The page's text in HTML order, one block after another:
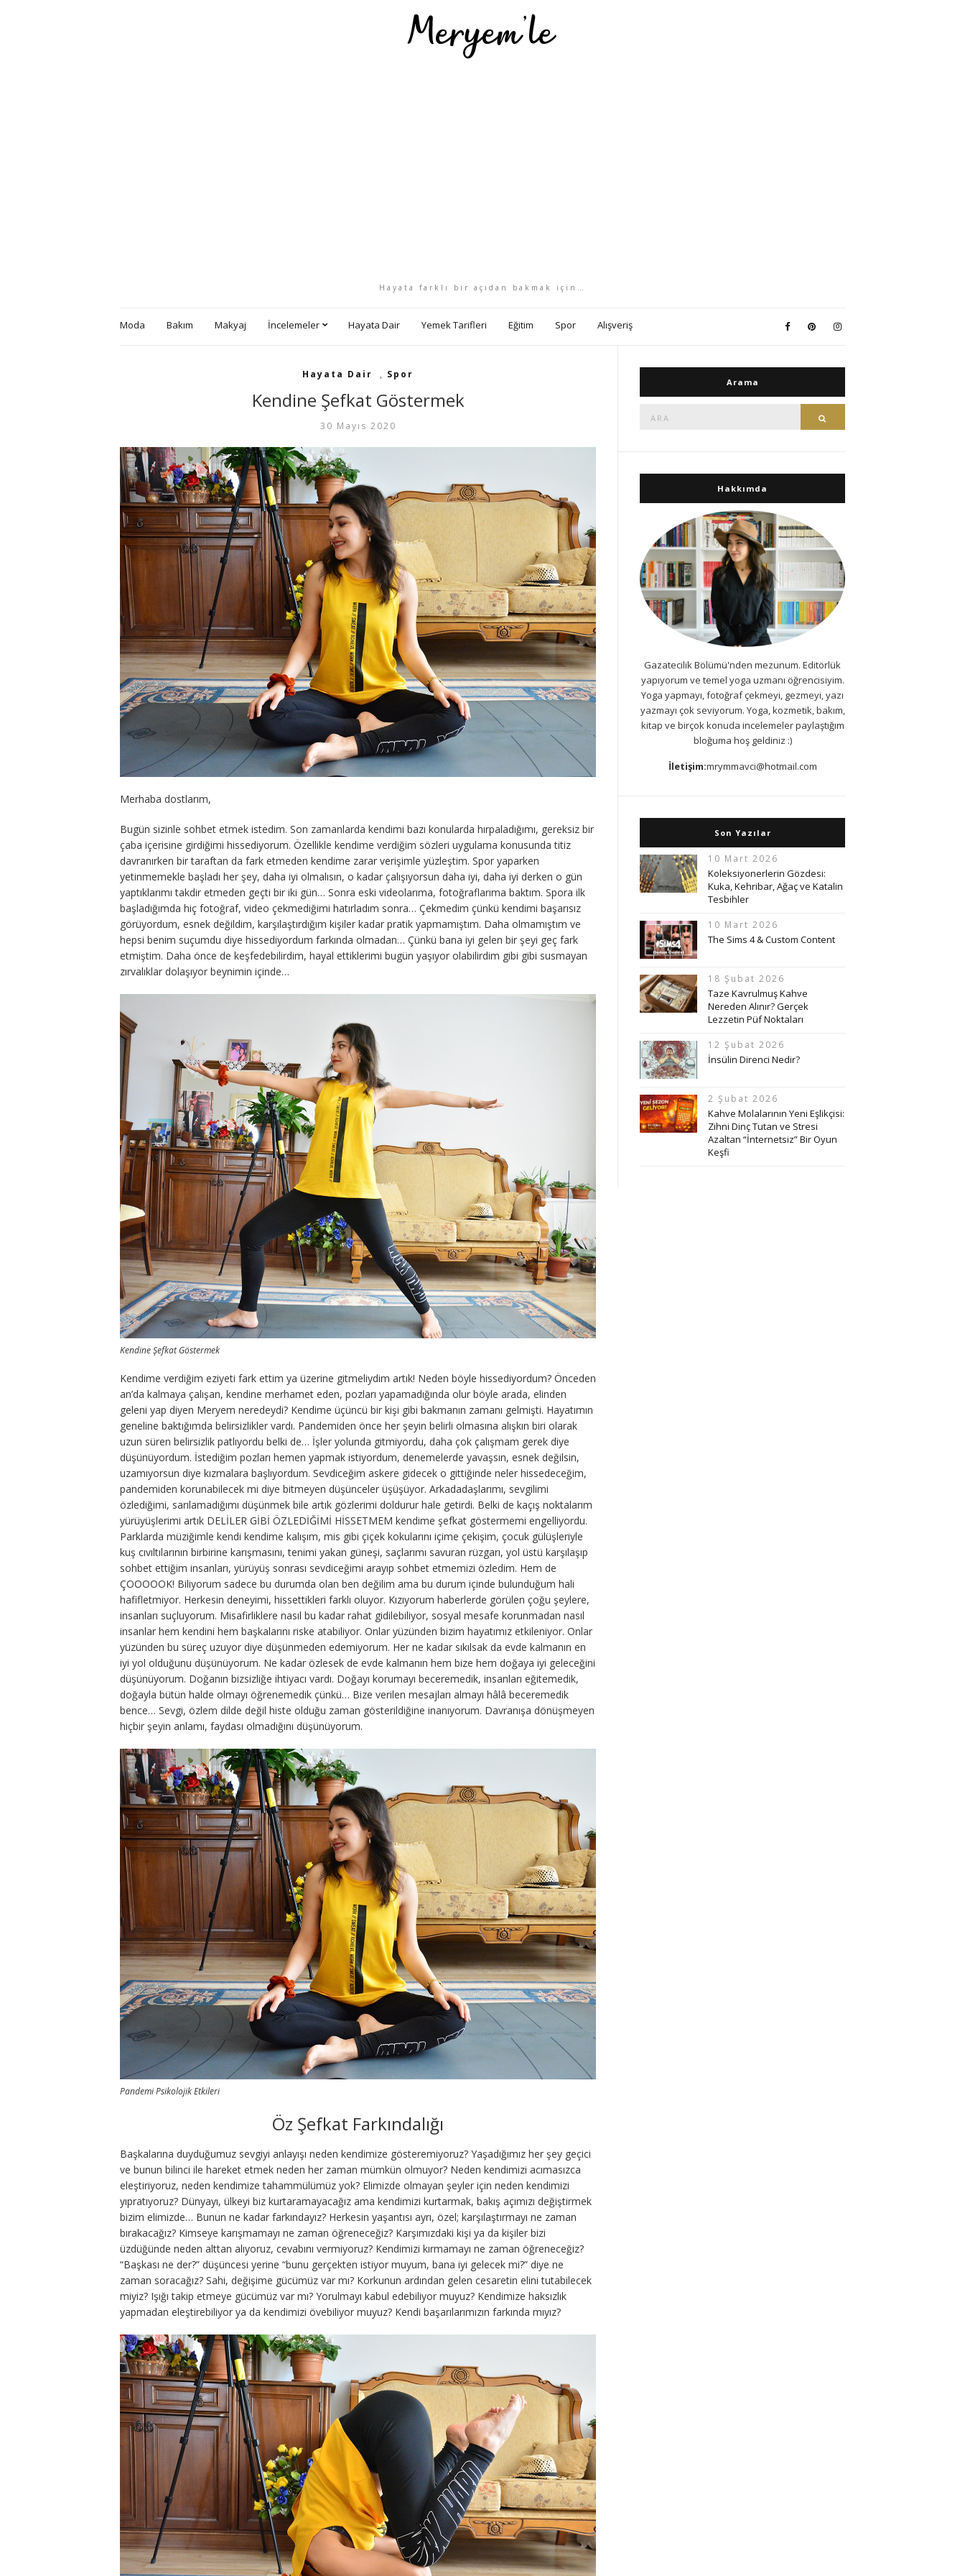
Hayata farklı bir açıdan bakmak için…
Moda Bakım Makyaj İncelemeler Hayata Dair Yemek Tarifleri Eğitim Spor Alışveriş
Hayata Dair , Spor
Kendine Şefkat Göstermek
30 Mayıs 2020
Merhaba dostlarım,
Bugün sizinle sohbet etmek istedim. Son zamanlarda kendimi bazı konularda hırpaladığımı, gereksiz bir
çaba içerisine girdiğimi hissediyorum. Özellikle kendime verdiğim sözleri uygulama konusunda titiz
davranırken bir taraftan da fark etmeden kendime zarar verişimle yüzleştim. Spor yaparken
yetinmemekle başladı her şey, daha iyi olmalısın, o kadar çalışıyorsun daha iyi, daha iyi derken o gün
yaptıklarımı takdir etmeden geçti bir iki gün… Sonra eski videolarıma, fotoğraflarıma baktım. Spora ilk
başladığımda hiç fotoğraf, video çekmediğimi hatırladım sonra… Çekmedim çünkü kendimi başarısız
görüyordum, esnek değildim, karşılaştırdığım kişiler kadar pratik yapmamıştım. Daha olmamıştım ve
hepsi benim suçumdu diye hissediyordum farkında olmadan… Çünkü bana iyi gelen bir şeyi geç fark
etmiştim. Daha önce de keşfedebilirdim, hayal ettiklerimi bugün yaşıyor olabilirdim gibi gibi susmayan
zırvalıklar dolaşıyor beynimin içinde…
Kendine Şefkat Göstermek
Kendime verdiğim eziyeti fark ettim ya üzerine gitmeliydim artık! Neden böyle hissediyordum? Önceden
an’da kalmaya çalışan, kendine merhamet eden, pozları yapamadığında olur böyle arada, elinden
geleni yap diyen Meryem neredeydi? Kendime üçüncü bir kişi gibi bakmanın zamanı gelmişti. Hayatımın
geneline baktığımda belirsizlikler vardı. Pandemiden önce her şeyin belirli olmasına alışkın biri olarak
uzun süren belirsizlik patlıyordu belki de… İşler yolunda gitmiyordu, daha çok çalışmam gerek diye
düşünüyordum. İstediğim pozları hemen yapmak istiyordum, denemelerde yavaşsın, esnek değilsin,
uzamıyorsun diye kızmalara başlıyordum. Sevdiceğim askere gidecek o gittiğinde neler hissedeceğim,
pandemiden korunabilecek mi diye bitmeyen düşünceler üşüşüyor. Arkadadaşlarımı, sevgilimi
özlediğimi, sarılamadığımı düşünmek bile artık gözlerimi doldurur hale getirdi. Belki de kaçış noktalarım
yürüyüşlerimi artık DELİLER GİBİ ÖZLEDİĞİMİ HİSSETMEM kendime şefkat göstermemi engelliyordu.
Parklarda müziğimle kendi kendime kalışım, mis gibi çiçek kokularını içime çekişim, çocuk gülüşleriyle
kuş cıvıltılarının birbirine karışmasını, tenimi yakan güneşi, saçlarımı savuran rüzgarı, yol üstü karşılaşıp
sohbet ettiğim insanları, yürüyüş sonrası sevdiceğimi arayıp sohbet etmemizi özledim. Hem de
ÇOOOOOK! Biliyorum sadece bu durumda olan ben değilim ama bu durum içinde bulunduğum hali
hafifletmiyor. Herkesin deneyimi, hissettikleri farklı oluyor. Kızıyorum haberlerde görülen çoğu şeylere,
insanları suçluyorum. Misafirliklere nasıl bu kadar rahat gidilebiliyor, sosyal mesafe korunmadan nasıl
insanlar hem kendini hem başkalarını riske atabiliyor. Onlar yüzünden bizim hayatımız etkileniyor. Onlar
yüzünden bu süreç uzuyor diye düşünmeden edemiyorum. Her ne kadar sıkılsak da evde kalmanın en
iyi yol olduğunu düşünüyorum. Ne kadar özlesek de evde kalmanın hem bize hem doğaya iyi geleceğini
düşünüyorum. Doğanın bizsizliğe ihtiyacı vardı. Doğayı korumayı beceremedik, insanları eğitemedik,
doğayla bütün halde olmayı öğrenemedik çünkü… Bize verilen mesajları almayı hâlâ beceremedik
bence… Sevgi, özlem dilde değil histe olduğu zaman gösterildiğine inanıyorum. Davranışa dönüşmeyen
hiçbir şeyin anlamı, faydası olmadığını düşünüyorum.
Pandemi Psikolojik Etkileri
Öz Şefkat Farkındalığı
Başkalarına duyduğumuz sevgiyi anlayışı neden kendimize gösteremiyoruz? Yaşadığımız her şey geçici
ve bunun bilinci ile hareket etmek neden her zaman mümkün olmuyor? Neden kendimizi acımasızca
eleştiriyoruz, neden kendimize tahammülümüz yok? Elimizde olmayan şeyler için neden kendimizi
yıpratıyoruz? Dünyayı, ülkeyi biz kurtaramayacağız ama kendimizi kurtarmak, bakış açımızı değiştirmek
bizim elimizde… Bunun ne kadar farkındayız? Herkesin yaşantısı ayrı, özel; karşılaştırmayı ne zaman
bırakacağız? Kimseye karışmamayı ne zaman öğreneceğiz? Karşımızdaki kişi ya da kişiler bizi
üzdüğünde neden alttan alıyoruz, cevabını vermiyoruz? Kendimizi kırmamayı ne zaman öğreneceğiz?
“Başkası ne der?” düşüncesi yerine “bunu gerçekten istiyor muyum, bana iyi gelecek mi?” diye ne
zaman soracağız? Sahi, değişime gücümüz var mı? Korkunun ardından gelen cesaretin elini tutabilecek
miyiz? Işığı takip etmeye gücümüz var mı? Yorulmayı kabul edebiliyor muyuz? Kendimize haksızlık
yapmadan eleştirebiliyor ya da kendimizi övebiliyor muyuz? Kendi başarılarımızın farkında mıyız?
Arama
Hakkımda
Gazatecilik Bölümü'nden mezunum. Editörlük
yapıyorum ve temel yoga uzmanı öğrencisiyim.
Yoga yapmayı, fotoğraf çekmeyi, gezmeyi, yazı
yazmayı çok seviyorum. Yoga, kozmetik, bakım,
kitap ve birçok konuda incelemeler paylaştığım
bloğuma hoş geldiniz :)
İletişim:mrymmavci@hotmail.com
Son Yazılar
10 Mart 2026
Koleksiyonerlerin Gözdesi:
Kuka, Kehribar, Ağaç ve Katalin
Tesbihler
10 Mart 2026
The Sims 4 & Custom Content
18 Şubat 2026
Taze Kavrulmuş Kahve
Nereden Alınır? Gerçek
Lezzetin Püf Noktaları
12 Şubat 2026
İnsülin Direnci Nedir?
2 Şubat 2026
Kahve Molalarının Yeni Eşlikçisi:
Zihni Dinç Tutan ve Stresi
Azaltan “İnternetsiz” Bir Oyun
Keşfi